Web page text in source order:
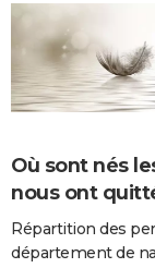
Où sont nés
nous ont
Répartition des
département de